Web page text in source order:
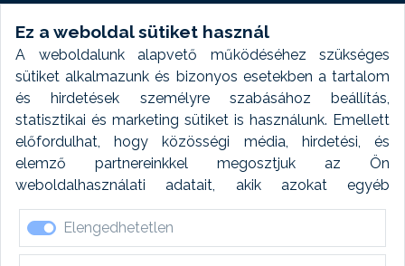
Ez a weboldal sütiket használ
A weboldalunk alapvető működéséhez szükséges
sütiket alkalmazunk és bizonyos esetekben a tartalom
és hirdetések személyre szabásához beállítás,
statisztikai és marketing sütiket is használunk. Emellett
előfordulhat, hogy közösségi média, hirdetési, és
elemző partnereinkkel megosztjuk az Ön
weboldalhasználati adatait, akik azokat egyéb
forrásokból gyűjtött adatokkal kombinálhatják. A sütik
elfogadásával kapcsolatosan naplózást végzünk és
ezen adatokat 6 hónap után automatikusan töröljük. A
Elengedhetetlen
Weboldal modul
Fényképtár extra modul
Autómosó modul
Feladatütemezés